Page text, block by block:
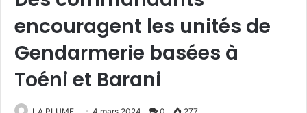
encouragent les unités de
Gendarmerie basées à
Toéni et Barani